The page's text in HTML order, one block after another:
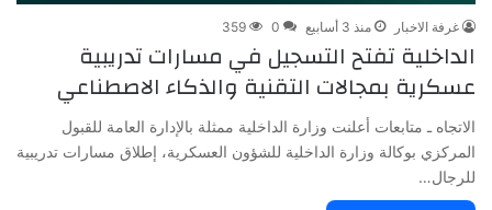
غرفة الاخبار منذ 3 أسابيع 0
359
الداخلية تفتح التسجيل في مسارات تدريبية
عسكرية بمجالات التقنية والذكاء الاصطناعي
الاتجاه ـ متابعات أعلنت وزارة الداخلية ممثلة بالإدارة العامة للقبول
المركزي بوكالة وزارة الداخلية للشؤون العسكرية، إطلاق مسارات تدريبية
للرجال…